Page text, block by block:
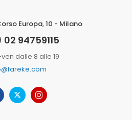
Europa, 10 - Milano
94759115
dalle 8 alle 19